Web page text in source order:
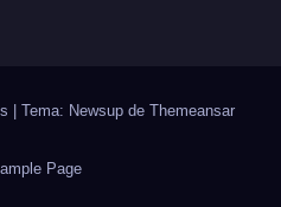
Tema: Newsup de Themeansar
Page